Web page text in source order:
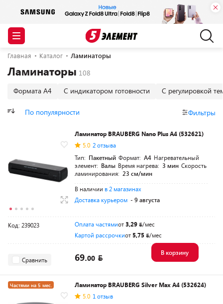
Главная Каталог Ламинаторы
Ламинаторы
Формата А4 С индикатором готовности С регулировкой
По популярности Фильтры
Ламинатор BRAUBERG Nano Plus A4 (532621)
5.0 2 отзыва
Тип: Пакетный Формат: A4 Нагревательный
элемент: Валы Время нагрева: 3 мин Скорость
ламинирования: 23 см/мин
В наличии в 2 магазинах
Доставка курьером - 9 августа
Код: 239023 Оплата частямиот3,29
/мес
Картой рассрочкиот 5,75 /мес
Сравнить 69.00
В корзину
Частями на 5 мес.
Ламинатор BRAUBERG Silver Max A4 (532624)
5.0 1 отзыв